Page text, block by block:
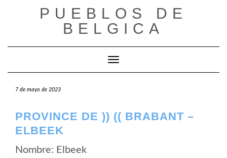
PUEBLOS DE
BELGICA
Cambiar modo de navegación
7 de mayo de 2023
PROVINCE DE )) (( BRABANT –
ELBEEK
Nombre: Elbeek